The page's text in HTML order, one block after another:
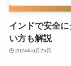
インドで安全
い方も解説
2024年6月25日